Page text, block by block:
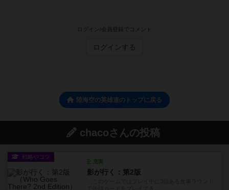
ログイン/会員登録でコメント
ログインする
陸海空の英雄達のトップに戻る
chacoさんの投稿
戦略やコツ
充実
影が行く：第2版